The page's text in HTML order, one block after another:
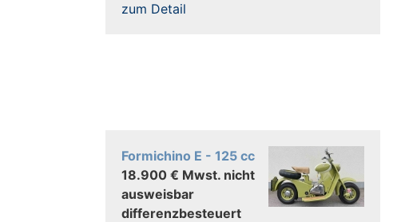
zum Detail
Formichino E - 125 cc
18.900 € Mwst. nicht
ausweisbar
differenzbesteuert